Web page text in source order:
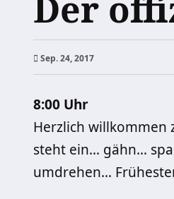
Sep. 24, 2017
8:00 Uhr
Herzlich willkommen
steht ein… gähn…
umdrehen…